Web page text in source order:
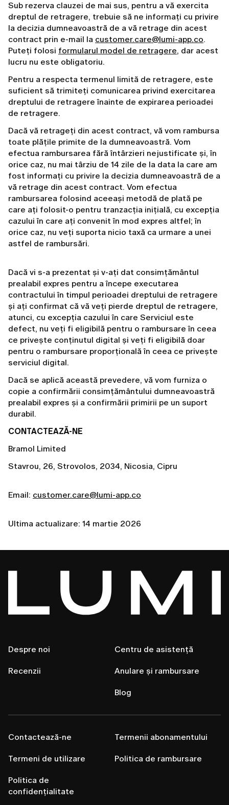
Sub rezerva clauzei de mai sus, pentru a vă exercita
dreptul de retragere, trebuie să ne informați cu privire
la decizia dumneavoastră de a vă retrage din acest
contract prin e-mail la customer.care@lumi-app.co.
Puteți folosi formularul model de retragere, dar acest
lucru nu este obligatoriu.
Pentru a respecta termenul limită de retragere, este
suficient să trimiteți comunicarea privind exercitarea
dreptului de retragere înainte de expirarea perioadei
de retragere.
Dacă vă retrageți din acest contract, vă vom rambursa
toate plățile primite de la dumneavoastră. Vom
efectua rambursarea fără întârzieri nejustificate și, în
orice caz, nu mai târziu de 14 zile de la data la care am
fost informați cu privire la decizia dumneavoastră de a
vă retrage din acest contract. Vom efectua
rambursarea folosind aceeași metodă de plată pe
care ați folosit-o pentru tranzacția inițială, cu excepția
cazului în care ați convenit în mod expres altfel; în
orice caz, nu veți suporta nicio taxă ca urmare a unei
astfel de rambursări.
Dacă vi s-a prezentat și v-ați dat consimțământul
prealabil expres pentru a începe executarea
contractului în timpul perioadei dreptului de retragere
și ați confirmat că vă veți pierde dreptul de retragere,
atunci, cu excepția cazului în care Serviciul este
defect, nu veți fi eligibilă pentru o rambursare în ceea
ce privește conținutul digital și veți fi eligibilă doar
pentru o rambursare proporțională în ceea ce privește
serviciul digital.
Dacă se aplică această prevedere, vă vom furniza o
copie a confirmării consimțământului dumneavoastră
prealabil expres și a confirmării primirii pe un suport
durabil.
CONTACTEAZĂ-NE
Bramol Limited
Stavrou, 26, Strovolos, 2034, Nicosia, Cipru
Email: customer.care@lumi-app.co
Ultima actualizare: 14 martie 2026
Despre noi
Recenzii
Centru de asistență
Anulare și rambursare
Blog
Contactează-ne
Termeni de utilizare
Politica de
confidențialitate
Termenii abonamentului
Politica de rambursare